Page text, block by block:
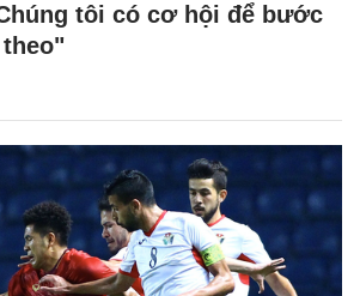
tôi có cơ hội để bước